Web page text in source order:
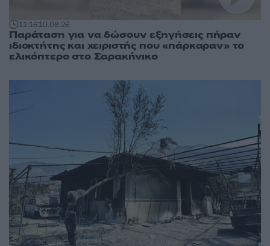
11:1610.08.26
Παράταση για να δώσουν εξηγήσεις πήραν
ιδιοκτήτης και χειριστής που «πάρκαραν» το
ελικόπτερο στο Σαρακήνικο